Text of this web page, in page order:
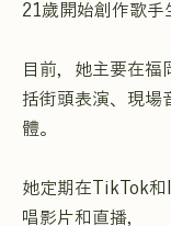
21歲開始創作歌手
目前，她主要在福
括街頭表演、現場
體。
她定期在TikTok
唱影片和直播，